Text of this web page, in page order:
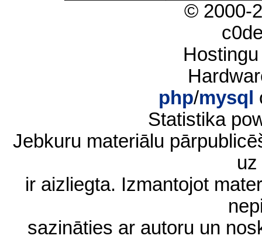
© 2000-
php/mysql
Statistika
Jebkuru materiālu
ir aizliegta. Izmantojot
sazināties ar autoru un